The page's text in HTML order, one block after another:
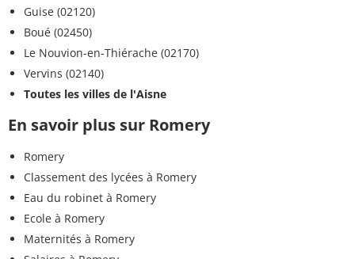
Guise (02120)
Boué (02450)
Le Nouvion-en-Thiérache (02170)
Vervins (02140)
Toutes les villes de l'Aisne
En savoir plus sur Romery
Romery
Classement des lycées à Romery
Eau du robinet à Romery
Ecole à Romery
Maternités à Romery